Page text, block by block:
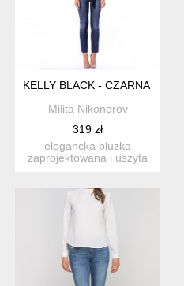
BLUZKA
KELLY BLACK - CZARNA
Milita Nikonorov
319 zł
elegancka bluzka
zaprojektowana i uszyta